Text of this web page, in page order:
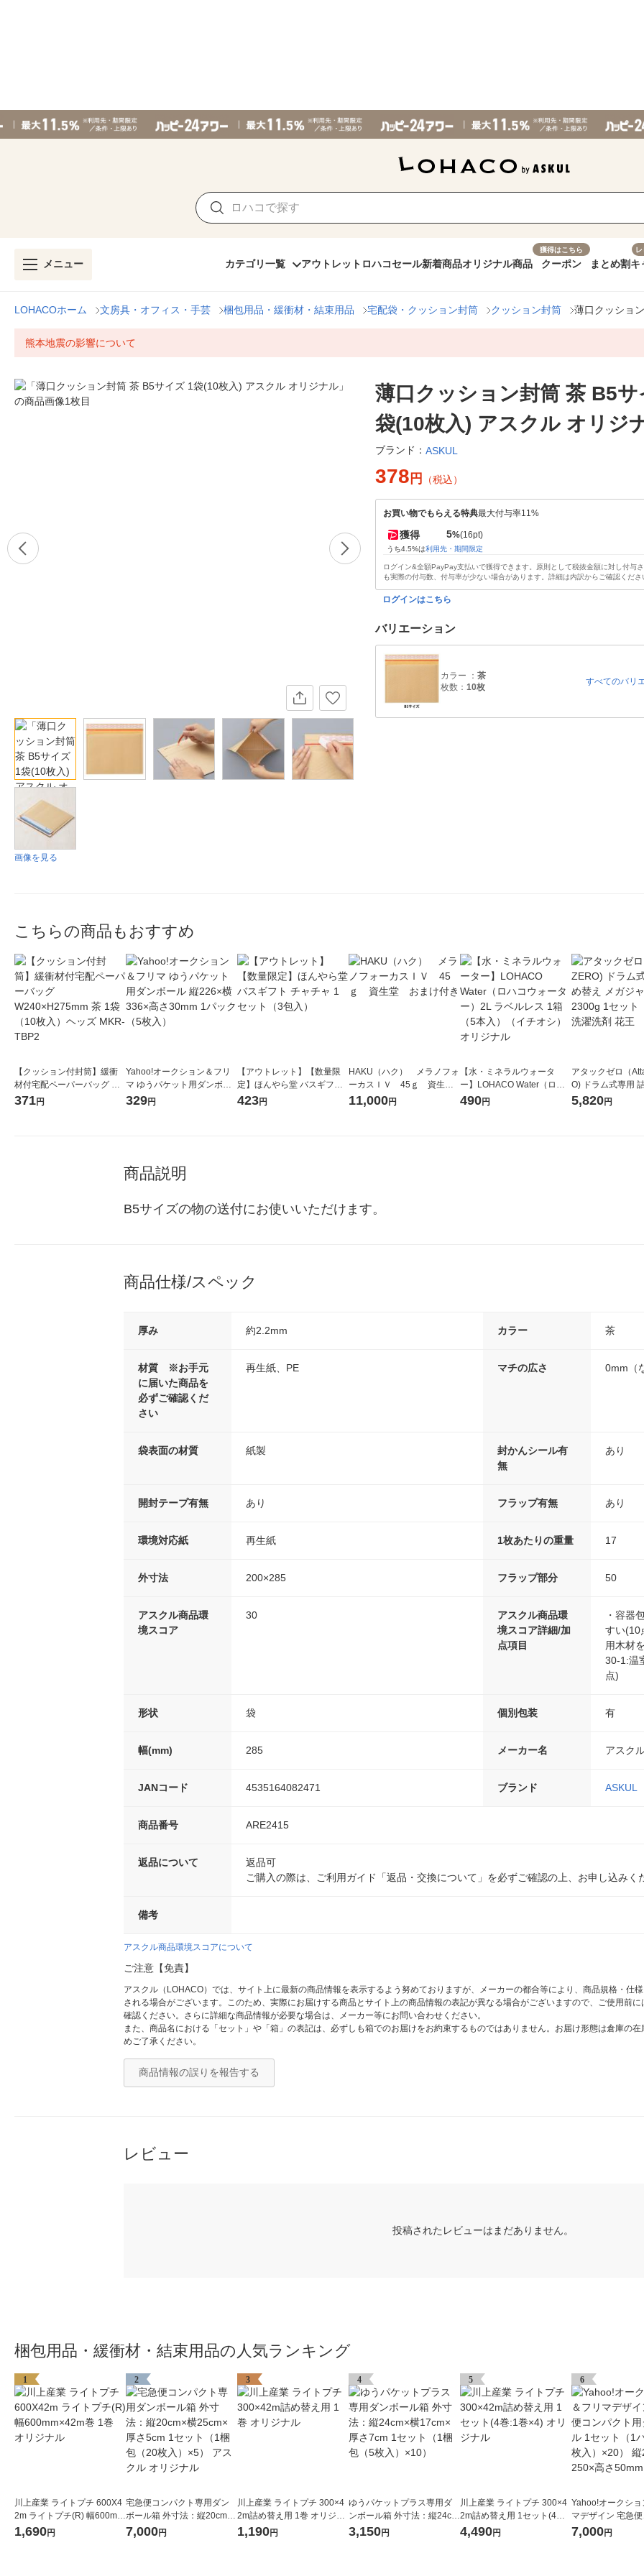
メニュー カテゴリ一覧 アウトレット ロハコセール新着商品オリジナル商品
獲得はこちら
クーポン まとめ割キ
LOHACOホーム 文房具・オフィス・手芸 梱包用品・緩衝材・結束用品 宅配袋・クッション封筒 クッション封筒 薄口クッショ
熊本地震の影響について
画像を見る
薄口クッション封筒 茶 B5サ
袋(10枚入) アスクル オリジ
ブランド： ASKUL
378 円 （税込）
お買い物でもらえる特典最大付与率11%
獲得 5%(16pt)
うち4.5%は利用先・期間限定
ログイン&全額PayPay支払いで獲得できます。原則として税抜金額に対し付与
も実際の付与数、付与率が少ない場合があります。詳細は内訳からご確認くださ
ログインはこちら
バリエーション
カラー ： 茶
枚数： 10枚
すべてのバリ
こちらの商品もおすすめ
【クッション付封筒】緩衝
材付宅配ペーパーバッグ W2
40×H275mm 茶 1袋（10枚
371円
Yahoo!オークション＆フリ
マ ゆうパケット用ダンボー
ル 縦226×横336×高さ30mm
329円
【アウトレット】【数量限
定】ほんやら堂 バスギフト
チャチャ 1セット（3包入）
423円
HAKU（ハク） メラノフォ
ーカスＩＶ 45ｇ 資生
堂 おまけ付き
11,000円
【水・ミネラルウォータ
ー】LOHACO Water（ロハ
コウォーター）2L ラベルレ
490円
アタックゼロ（
O) ドラム式専用
ガジャンボ 2300g
（2個入) 洗濯洗
5,820円
商品説明
B5サイズの物の送付にお使いいただけます。
商品仕様/スペック
厚み 約2.2mm カラー 茶
材質 ※お手元
に届いた商品を
必ずご確認くだ
さい
再生紙、PE マチの広さ 0mm（
袋表面の材質 紙製
封かんシール有
無
あり
開封テープ有無 あり フラップ有無 あり
環境対応紙 再生紙 1枚あたりの重量 17
外寸法 200×285 フラップ部分 50
アスクル商品環
境スコア
30
アスクル商品環
境スコア詳細/加
点項目
・容器
すい(10
用木材
30-1:温
点)
形状 袋 個別包装 有
幅(mm) 285 メーカー名 アスク
JANコード 4535164082471 ブランド ASKUL
商品番号 ARE2415
返品について
返品可
ご購入の際は、ご利用ガイド「返品・交換について」を必ずご確認の上、お申し込みく
備考
アスクル商品環境スコアについて
ご注意【免責】
アスクル（LOHACO）では、サイト上に最新の商品情報を表示するよう努めておりますが、メーカーの都合等により、商品規格・仕
される場合がございます。このため、実際にお届けする商品とサイト上の商品情報の表記が異なる場合がございますので、ご使用前
確認ください。さらに詳細な商品情報が必要な場合は、メーカー等にお問い合わせください。
また、商品名における「セット」や「箱」の表記は、必ずしも箱でのお届けをお約束するものではありません。お届け形態は倉庫の
めご了承ください。
商品情報の誤りを報告する
レビュー
投稿されたレビューはまだありません。
梱包用品・緩衝材・結束用品の人気ランキング
1
川上産業 ライトプチ 600X4
2m ライトプチ(R) 幅600mm
×42m巻 1巻 オリジナル
1,690円
2
宅急便コンパクト専用ダン
ボール箱 外寸法：縦20cm×
横25cm×厚さ5cm 1セット
（1梱包（20枚入）×5） ア
7,000円
3
川上産業 ライトプチ 300×4
2m詰め替え用 1巻 オリジナ
ル
1,190円
4
ゆうパケットプラス専用ダ
ンボール箱 外寸法：縦24cm
×横17cm×厚さ7cm 1セット
（1梱包（5枚入）×10）
3,150円
5
川上産業 ライトプチ 300×4
2m詰め替え用 1セット(4巻:
1巻×4) オリジナル
4,490円
6
Yahoo!オークシ
マデザイン 宅急
ト用ダンボール 1
パック（5枚入）
7,000円